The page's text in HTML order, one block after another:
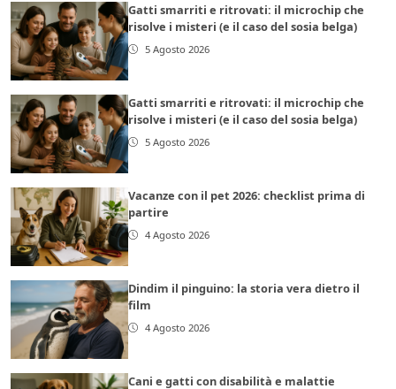
Gatti smarriti e ritrovati: il microchip che
risolve i misteri (e il caso del sosia belga)
5 Agosto 2026
Gatti smarriti e ritrovati: il microchip che
risolve i misteri (e il caso del sosia belga)
5 Agosto 2026
Vacanze con il pet 2026: checklist prima di
partire
4 Agosto 2026
Dindim il pinguino: la storia vera dietro il
film
4 Agosto 2026
Cani e gatti con disabilità e malattie